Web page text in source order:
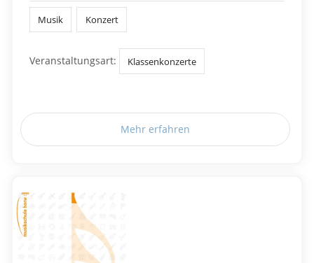
Musik Konzert
Veranstaltungsart: Klassenkonzerte
Mehr erfahren